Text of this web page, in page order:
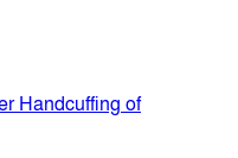
Handcuffing of